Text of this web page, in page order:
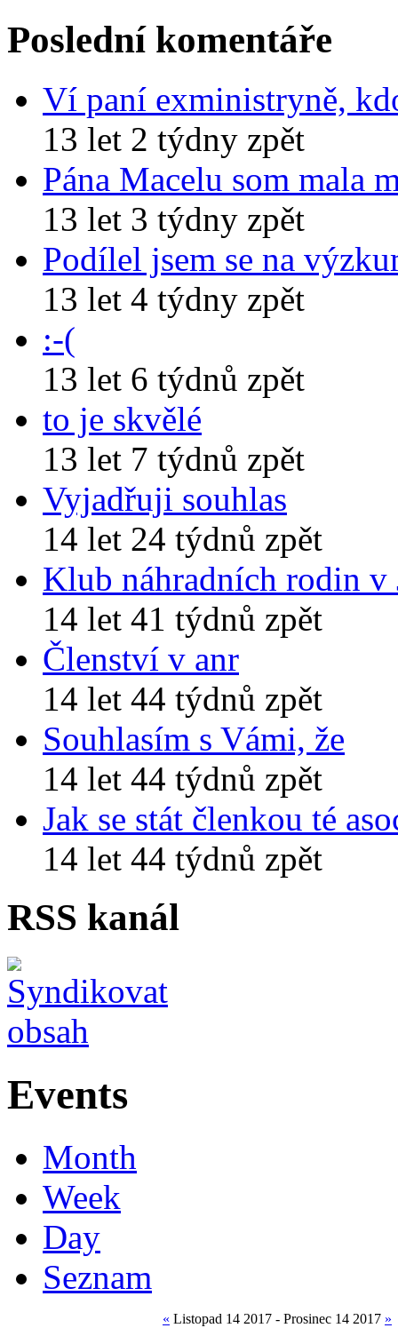
Poslední komentáře
Ví paní exministryně,
13 let 2 týdny zpět
Pána Macelu som mala
13 let 3 týdny zpět
Podílel jsem se na
13 let 4 týdny zpět
:-(
13 let 6 týdnů zpět
to je skvělé
13 let 7 týdnů zpět
Vyjadřuji souhlas
14 let 24 týdnů zpět
Klub náhradních rodin v
14 let 41 týdnů zpět
Členství v anr
14 let 44 týdnů zpět
Souhlasím s Vámi, že
14 let 44 týdnů zpět
Jak se stát členkou té
14 let 44 týdnů zpět
RSS kanál
Events
Month
Week
Day
Seznam
« Listopad 14 2017 - Prosinec 14 2017 »